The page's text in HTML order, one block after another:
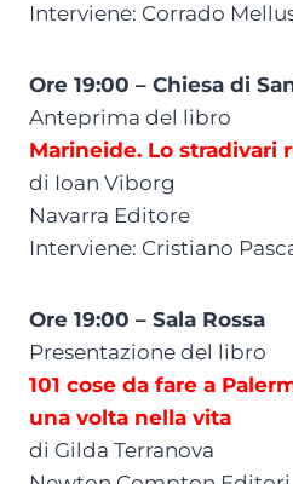
Interviene: Corrado
Ore 19:00 – Chiesa di
Anteprima del libro
Marineide. Lo stradivari
di Ioan Viborg
Navarra Editore
Interviene: Cristiano
Ore 19:00 – Sala Rossa
Presentazione del libro
101 cose da fare a
una volta nella vita
di Gilda Terranova